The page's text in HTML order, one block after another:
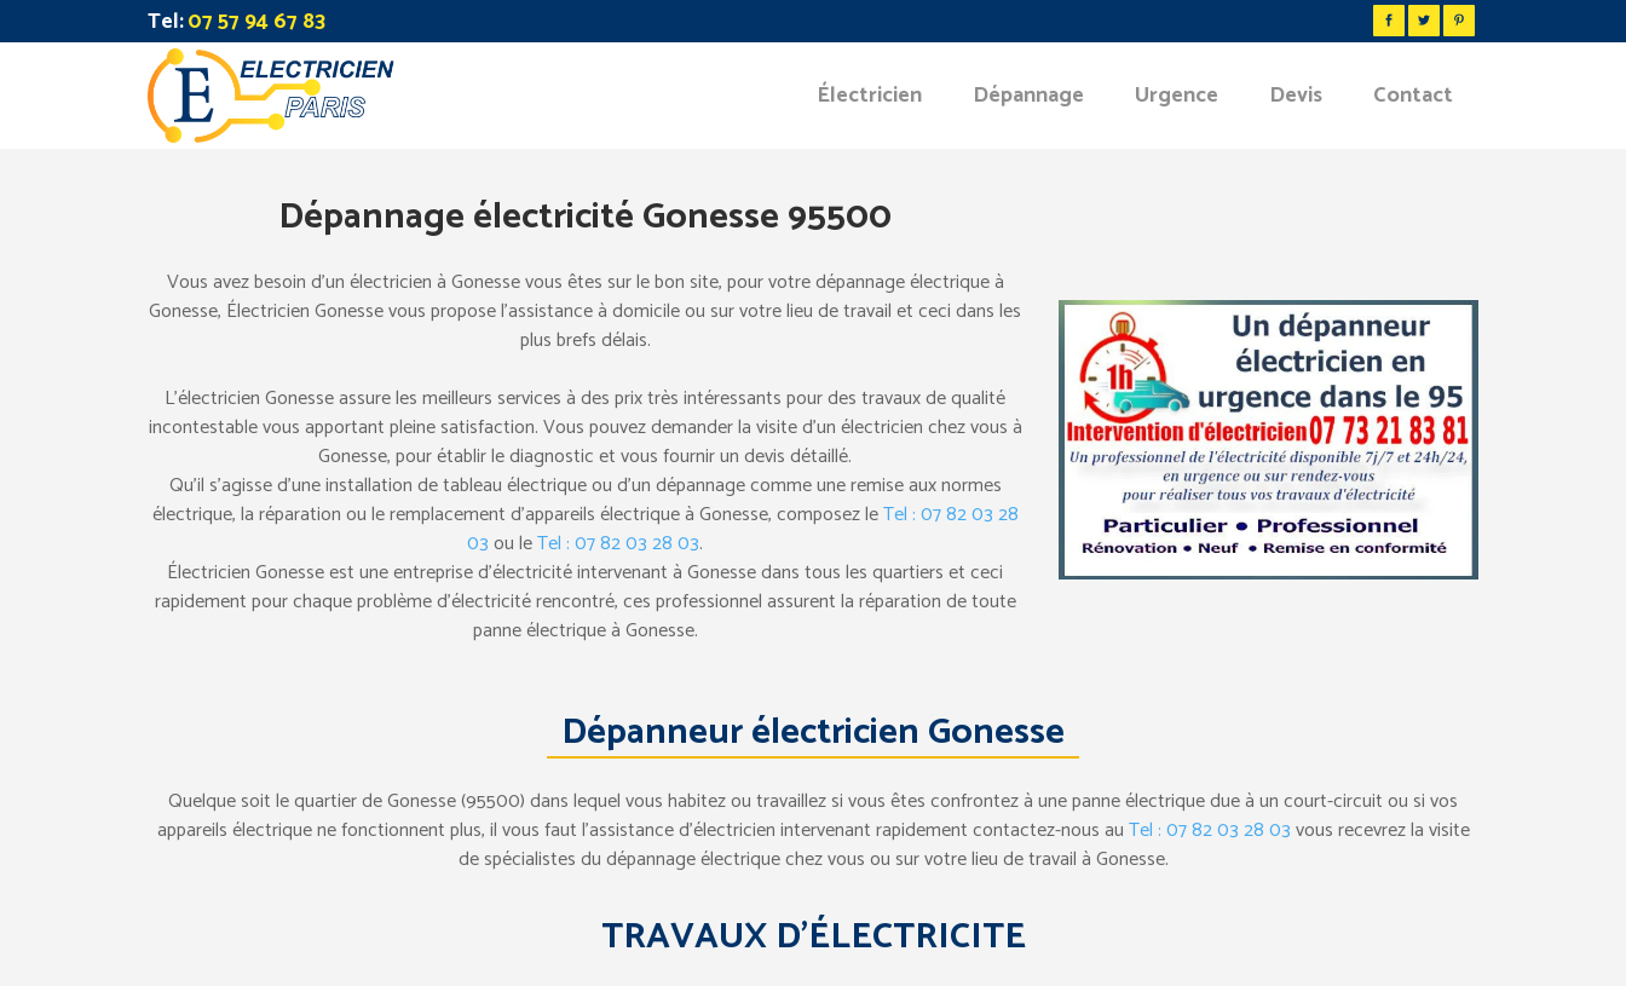
Tel:07 57 94 67 83
Électricien Dépannage Urgence Devis Contact
Dépannage électricité Gonesse 95500
Vous avez besoin d’un électricien à Gonesse vous êtes sur le bon site, pour votre dépannage électrique à
Gonesse, Électricien Gonesse vous propose l’assistance à domicile ou sur votre lieu de travail et ceci dans les
plus brefs délais.
L’électricien Gonesse assure les meilleurs services à des prix très intéressants pour des travaux de qualité
incontestable vous apportant pleine satisfaction. Vous pouvez demander la visite d’un électricien chez vous à
Gonesse, pour établir le diagnostic et vous fournir un devis détaillé.
Qu’il s’agisse d’une installation de tableau électrique ou d’un dépannage comme une remise aux normes
électrique, la réparation ou le remplacement d’appareils électrique à Gonesse, composez leTel : 07 82 03 28
03ou leTel : 07 82 03 28 03.
Électricien Gonesse est une entreprise d’électricité intervenant à Gonesse dans tous les quartiers et ceci
rapidement pour chaque problème d’électricité rencontré, ces professionnel assurent la réparation de toute
panne électrique à Gonesse.
Dépanneur électricien Gonesse
Quelque soit le quartier de Gonesse (95500) dans lequel vous habitez ou travaillez si vous êtes confrontez à une panne électrique due à un court-circuit ou si vos
appareils électrique ne fonctionnent plus, il vous faut l’assistance d’électricien intervenant rapidement contactez-nous auTel : 07 82 03 28 03vous recevrez la visite
de spécialistes du dépannage électrique chez vous ou sur votre lieu de travail à Gonesse.
TRAVAUX D’ÉLECTRICITE